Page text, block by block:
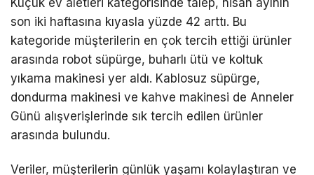
son iki haftasına kıyasla yüzde 42 arttı. Bu
kategoride müşterilerin en çok tercih ettiği ürünler
arasında robot süpürge, buharlı ütü ve koltuk
yıkama makinesi yer aldı. Kablosuz süpürge,
dondurma makinesi ve kahve makinesi de Anneler
Günü alışverişlerinde sık tercih edilen ürünler
arasında bulundu.
Veriler, müşterilerin günlük yaşamı kolaylaştıran ve